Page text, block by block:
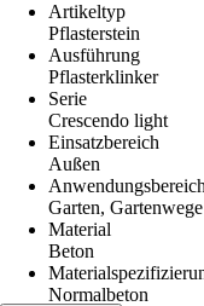
Artikeltyp
Pflasterstein
Ausführung
Pflasterklinker
Serie
Crescendo light
Einsatzbereich
Außen
Anwendungsbereich
Garten, Gartenwege
Material
Beton
Normalbeton